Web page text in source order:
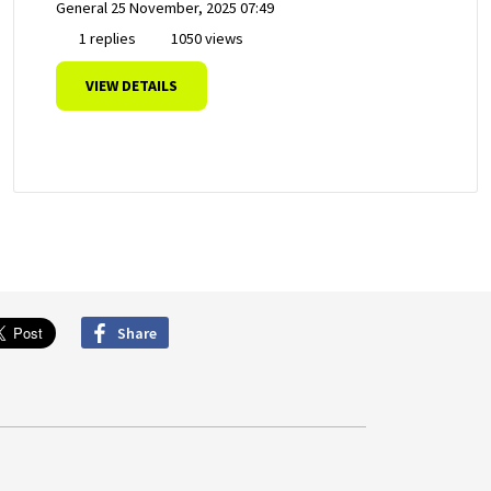
General 25 November, 2025 07:49
1 replies
1050 views
VIEW DETAILS
Share